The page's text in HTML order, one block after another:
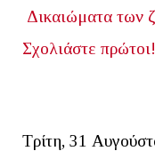
Δικαιώματα των
Σχολιάστε πρώτοι!
Τρίτη, 31